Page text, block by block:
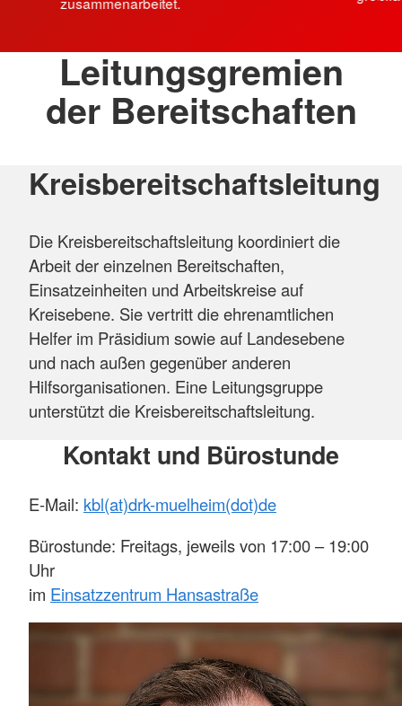
Leitungsgremien
der Bereitschaften
Kreisbereitschaftsleitung
Die Kreisbereitschaftsleitung koordiniert die
Arbeit der einzelnen Bereitschaften,
Einsatzeinheiten und Arbeitskreise auf
Kreisebene. Sie vertritt die ehrenamtlichen
Helfer im Präsidium sowie auf Landesebene
und nach außen gegenüber anderen
Hilfsorganisationen. Eine Leitungsgruppe
unterstützt die Kreisbereitschaftsleitung.
Kontakt und Bürostunde
E-Mail: kbl(at)drk-muelheim(dot)de
Bürostunde: Freitags, jeweils von 17:00 – 19:00
Uhr
im Einsatzzentrum Hansastraße